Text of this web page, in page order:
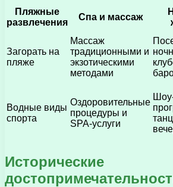
Пляжные
развлечения
Спа и массаж
Загорать на
пляже
Массаж
традиционными и
экзотическими
методами
Водные виды
спорта
Оздоровительные
процедуры и
SPA-услуги
Исторические